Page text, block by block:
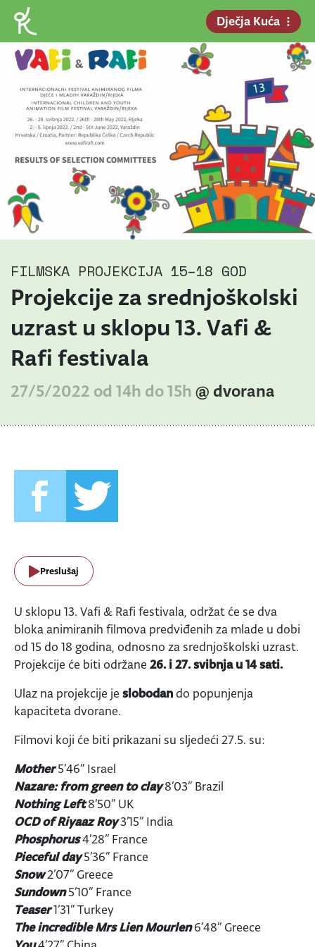
Dječja Kuća
FILMSKA PROJEKCIJA 15–18 GOD
Projekcije za srednjoškolski
uzrast u sklopu 13. Vafi &
Rafi festivala
27/5/2022 od 14h do 15h @ dvorana
Preslušaj
U sklopu 13. Vafi & Rafi festivala, održat će se dva
bloka animiranih filmova predviđenih za mlade u dobi
od 15 do 18 godina, odnosno za srednjoškolski uzrast.
Projekcije će biti održane 26. i 27. svibnja u 14 sati.
Ulaz na projekcije je slobodando popunjenja
kapaciteta dvorane.
Filmovi koji će biti prikazani su sljedeći 27.5. su:
Mother5’46” Israel
Nazare: from green to clay8’03” Brazil
Nothing Left8’50” UK
OCD of Riyaaz Roy3’15” India
Phosphorus4’28” France
Pieceful day5’36” France
Snow2’07” Greece
Sundown5’10” France
Teaser1’31” Turkey
The incredible Mrs Lien Mourlen6’48” Greece